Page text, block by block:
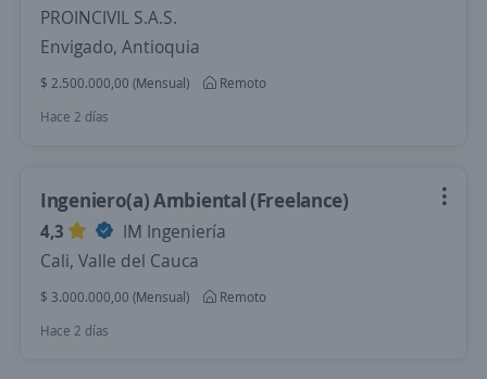
PROINCIVIL S.A.S.
Envigado, Antioquia
$ 2.500.000,00 (Mensual)
Remoto
Hace 2 días
Ingeniero(a) Ambiental (Freelance)
4,3
IM Ingeniería
Cali, Valle del Cauca
$ 3.000.000,00 (Mensual)
Remoto
Hace 2 días